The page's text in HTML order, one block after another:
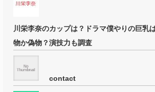
川栄李奈のカップは？ドラマ僕やりの巨乳
物か偽物？演技力も調査
contact